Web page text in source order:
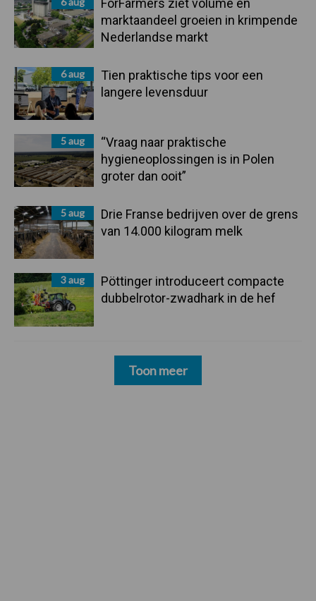
ForFarmers ziet volume en
marktaandeel groeien in krimpende
Nederlandse markt
6 aug
Tien praktische tips voor een
langere levensduur
5 aug
“Vraag naar praktische
hygieneoplossingen is in Polen
groter dan ooit”
5 aug
Drie Franse bedrijven over de grens
van 14.000 kilogram melk
3 aug
Pöttinger introduceert compacte
dubbelrotor-zwadhark in de hef
Toon meer